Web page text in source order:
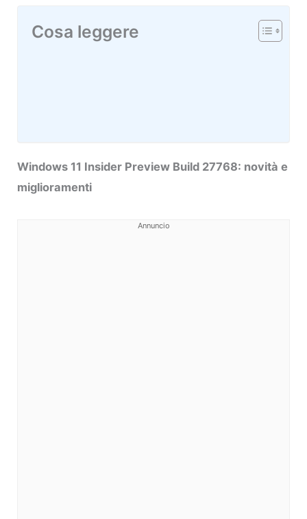
Cosa leggere
Windows 11 Insider Preview Build 27768: novità e
miglioramenti
Annuncio